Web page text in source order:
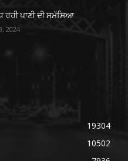
ਰਹੀ ਪਾਣੀ ਦੀ ਸਮੱਸਿਆ
2024
19304
10502